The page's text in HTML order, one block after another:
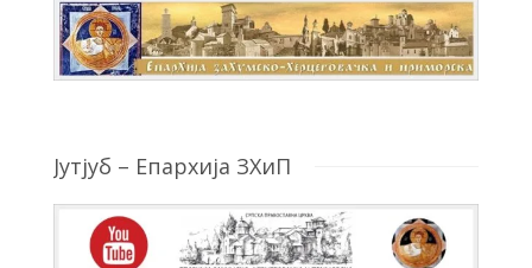
Јутјуб – Епархија ЗХиП